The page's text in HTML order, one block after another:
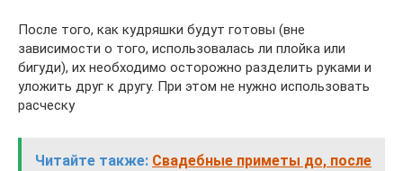
После того, как кудряшки будут готовы (вне
зависимости о того, использовалась ли плойка или
бигуди), их необходимо осторожно разделить руками и
уложить друг к другу. При этом не нужно использовать
расческу
Читайте также: Свадебные приметы до, после